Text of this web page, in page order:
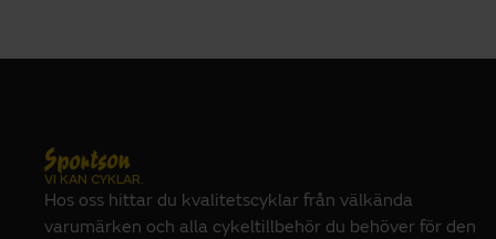
VI KAN CYKLAR.
Hos oss hittar du kvalitetscyklar från välkända
varumärken och alla cykeltillbehör du behöver för den